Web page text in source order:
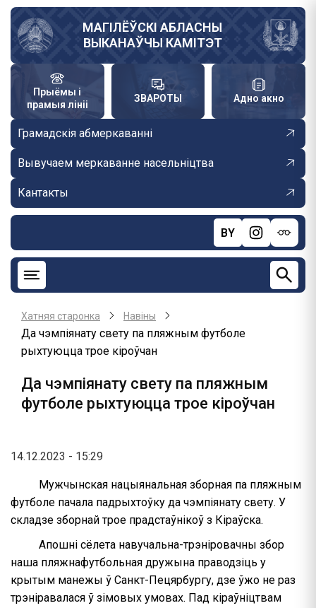
Skip
main
content
МАГІЛЁЎСКІ АБЛАСНЫ
ВЫКАНАЎЧЫ КАМІТЭТ
Прыёмы і
прамыя лініі
ЗВАРОТЫ Адно акно
Грамадскія абмеркаванні
Вывучаем меркаванне насельніцтва
Кантакты
BY
Хатняя старонка Навiны
Да чэмпіянату свету па пляжным футболе
рыхтуюцца трое кіроўчан
Да чэмпіянату свету па пляжным
футболе рыхтуюцца трое кіроўчан
14.12.2023 - 15:29
Мужчынская нацыянальная зборная па пляжным
футболе пачала падрыхтоўку да чэмпіянату свету. У
складзе зборнай трое прадстаўнікоў з Кіраўска.
Апошні сёлета навучальна-трэніровачны збор
наша пляжнафутбольная дружына праводзіць у
крытым манежы ў Санкт-Пецярбургу, дзе ўжо не раз
трэніравалася ў зімовых умовах. Пад кіраўніцтвам